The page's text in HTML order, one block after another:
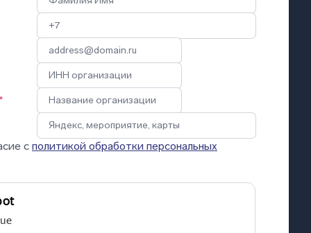
*
с политикой обработки персональных